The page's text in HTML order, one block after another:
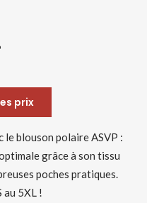
prix
le blouson polaire ASVP :
grâce à son tissu
poches pratiques.
au 5XL !